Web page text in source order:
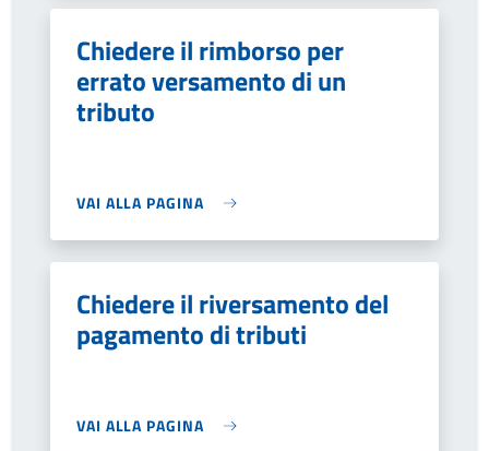
Chiedere il rimborso per
errato versamento di un
tributo
VAI ALLA PAGINA
Chiedere il riversamento del
pagamento di tributi
VAI ALLA PAGINA